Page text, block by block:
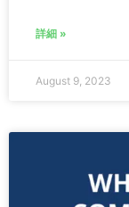
詳細 »
August 9, 2023